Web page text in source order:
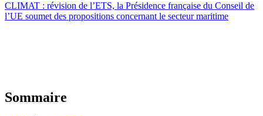
CLIMAT : révision de l’ETS, la Présidence française du Conseil de
l’UE soumet des propositions concernant le secteur maritime
Sommaire